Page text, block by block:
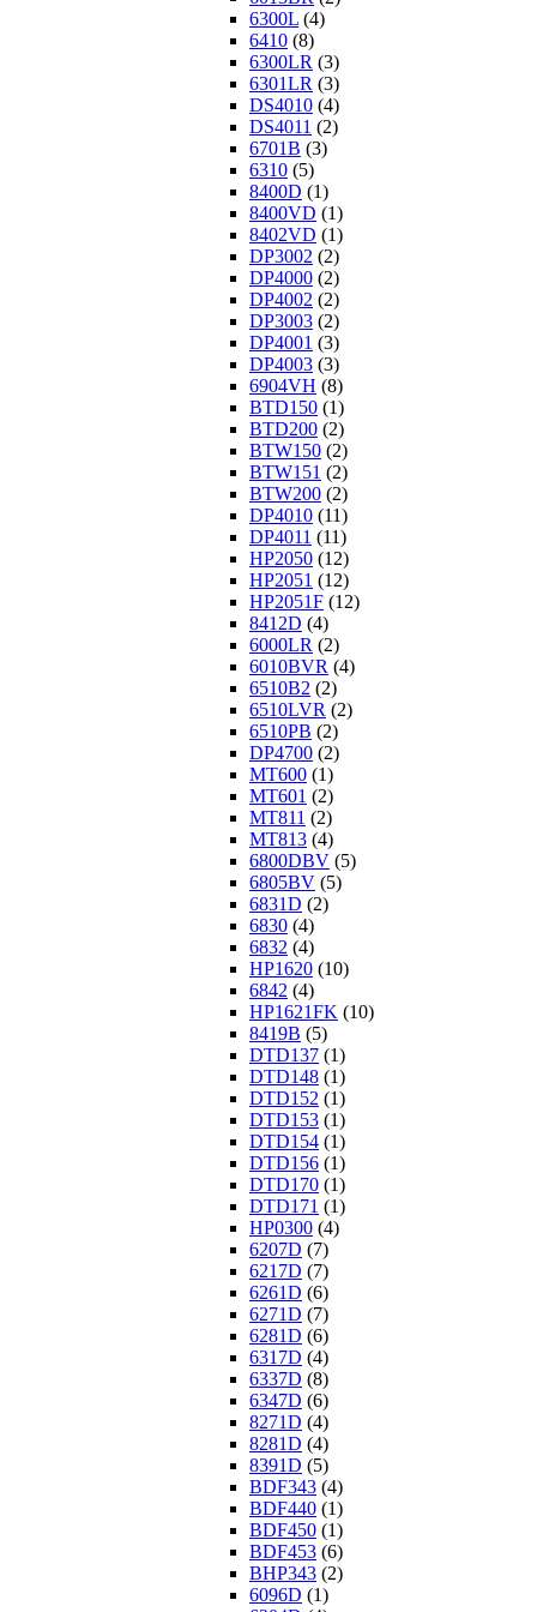
6300L (4)
6410 (8)
6300LR (3)
6301LR (3)
DS4010 (4)
DS4011 (2)
6701B (3)
6310 (5)
8400D (1)
8400VD (1)
8402VD (1)
DP3002 (2)
DP4000 (2)
DP4002 (2)
DP3003 (2)
DP4001 (3)
DP4003 (3)
6904VH (8)
BTD150 (1)
BTD200 (2)
BTW150 (2)
BTW151 (2)
BTW200 (2)
DP4010 (11)
DP4011 (11)
HP2050 (12)
HP2051 (12)
HP2051F (12)
8412D (4)
6000LR (2)
6010BVR (4)
6510B2 (2)
6510LVR (2)
6510PB (2)
DP4700 (2)
MT600 (1)
MT601 (2)
MT811 (2)
MT813 (4)
6800DBV (5)
6805BV (5)
6831D (2)
6830 (4)
6832 (4)
HP1620 (10)
6842 (4)
HP1621FK (10)
8419B (5)
DTD137 (1)
DTD148 (1)
DTD152 (1)
DTD153 (1)
DTD154 (1)
DTD156 (1)
DTD170 (1)
DTD171 (1)
HP0300 (4)
6207D (7)
6217D (7)
6261D (6)
6271D (7)
6281D (6)
6317D (4)
6337D (8)
6347D (6)
8271D (4)
8281D (4)
8391D (5)
BDF343 (4)
BDF440 (1)
BDF450 (1)
BDF453 (6)
BHP343 (2)
6096D (1)